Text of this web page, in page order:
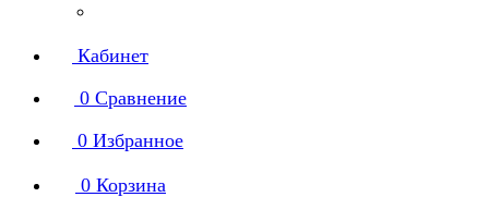
Кабинет
0 Сравнение
0 Избранное
0 Корзина